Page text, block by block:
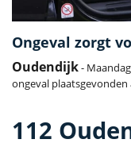
Ongeval zorgt
Oudendijk-
ongeval plaatsgevonden
112